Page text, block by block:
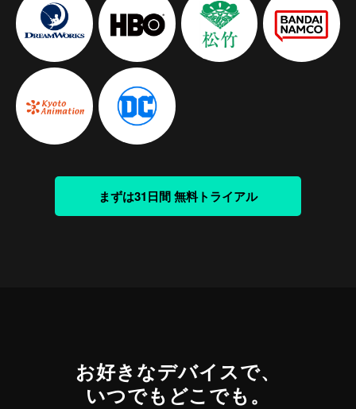
まずは31日間 無料トライアル
お好きなデバイスで、
いつでもどこでも。